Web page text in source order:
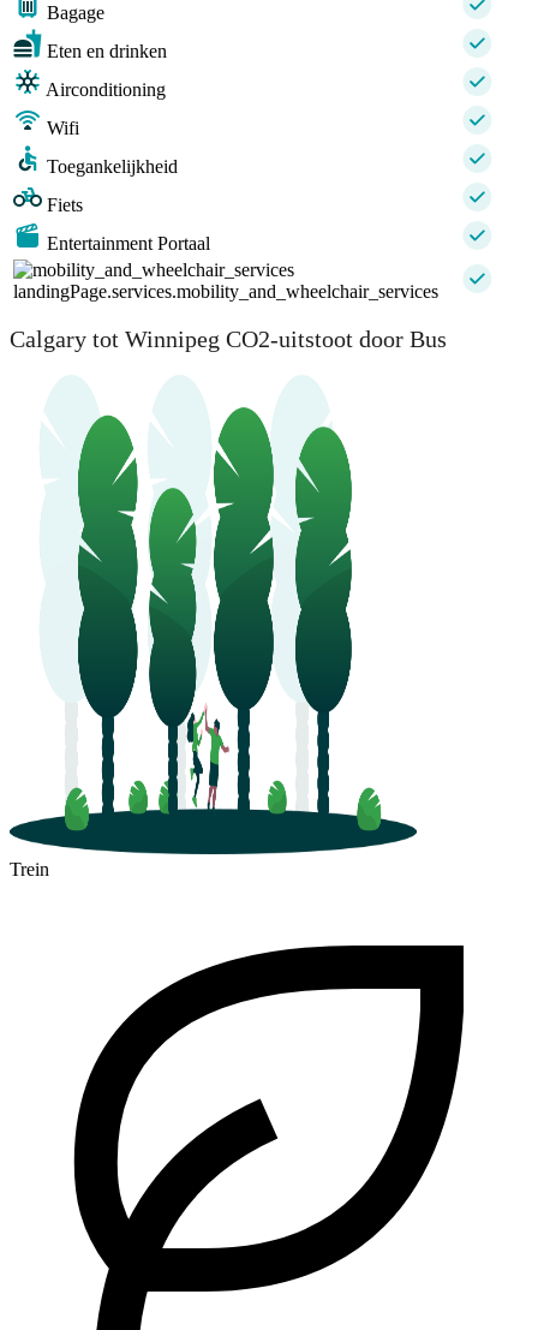
Bagage
Eten en drinken
Airconditioning
Wifi
Toegankelijkheid
Fiets
Entertainment Portaal
landingPage.services.mobility_and_wheelchair_services
Calgary tot Winnipeg CO2-uitstoot door Bus
Trein